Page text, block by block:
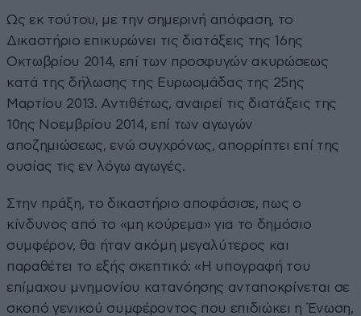
Ως εκ τούτου, με την σημερινή απόφαση, το
Δικαστήριο επικυρώνει τις διατάξεις της 16ης
Οκτωβρίου 2014, επί των προσφυγών ακυρώσεως
κατά της δήλωσης της Ευρωομάδας της 25ης
Μαρτίου 2013. Αντιθέτως, αναιρεί τις διατάξεις της
10ης Νοεμβρίου 2014, επί των αγωγών
αποζημιώσεως, ενώ συγχρόνως, απορρίπτει επί της
ουσίας τις εν λόγω αγωγές.
Στην πράξη, το δικαστήριο αποφάσισε, πως ο
κίνδυνος από το «μη κούρεμα» για το δημόσιο
συμφέρον, θα ήταν ακόμη μεγαλύτερος και
παραθέτει το εξής σκεπτικό: «Η υπογραφή του
επίμαχου μνημονίου κατανόησης ανταποκρίνεται σε
σκοπό γενικού συμφέροντος που επιδιώκει η Ένωση,